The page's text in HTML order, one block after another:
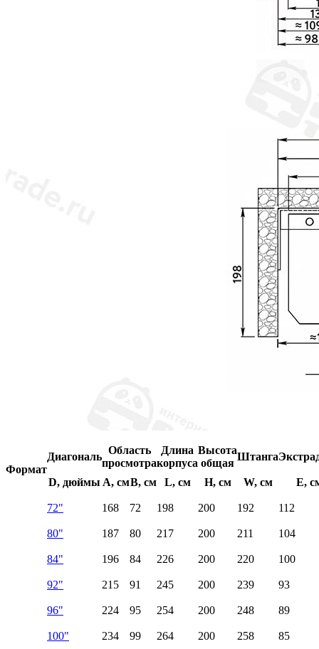
Формат
Диагональ
Область
просмотра
Длина
корпуса
Высота
общая
Штанга
D, дюймы A, смB, см L, см H, см W, см E,
72" 168 72 198 200 192 112
80" 187 80 217 200 211 104
84" 196 84 226 200 220 100
92" 215 91 245 200 239 93
96" 224 95 254 200 248 89
100" 234 99 264 200 258 85